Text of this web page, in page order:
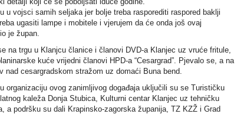
u vojsci samih seljaka jer bolje treba rasporediti raspored baklji
ugasiti lampe i mobitele i vjerujem da će onda još ovaj
je župan.
na trgu u Klanjcu članice i članovi DVD-a Klanjec uz vruće fritule,
kuće vrijedni članovi HPD-a “Cesargrad”. Pjevalo se, a na
nad cesargradskom stražom uz domaći Buna bend.
organizaciju ovog zanimljivog događaja uključili su se Turističku
kaleža Donja Stubica, Kulturni centar Klanjec uz tehničku
a podršku su dali Krapinsko-zagorska županija, TZ KZŽ i Grad